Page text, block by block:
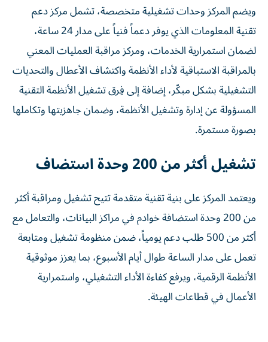
ويضم المركز وحدات تشغيلية متخصصة، تشمل مركز دعم
تقنية المعلومات الذي يوفر دعماً فنياً على مدار 24 ساعة،
لضمان استمرارية الخدمات، ومركز مراقبة العمليات المعني
بالمراقبة الاستباقية لأداء الأنظمة واكتشاف الأعطال والتحديات
التشغيلية بشكل مبكّر، إضافة إلى فِرق تشغيل الأنظمة التقنية
المسؤولة عن إدارة وتشغيل الأنظمة، وضمان جاهزيتها وتكاملها
بصورة مستمرة.
تشغيل أكثر من 200 وحدة استضاف
ويعتمد المركز على بنية تقنية متقدمة تتيح تشغيل ومراقبة أكثر
من 200 وحدة استضافة خوادم في مراكز البيانات، والتعامل مع
أكثر من 500 طلب دعم يومياً، ضمن منظومة تشغيل ومتابعة
تعمل على مدار الساعة طوال أيام الأسبوع، بما يعزز موثوقية
الأنظمة الرقمية، ويرفع كفاءة الأداء التشغيلي، واستمرارية
الأعمال في قطاعات الهيئة.